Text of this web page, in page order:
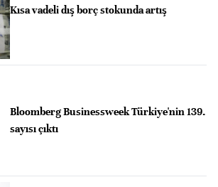
Kısa vadeli dış borç stokunda artış
Bloomberg Businessweek Türkiye'nin 139.
sayısı çıktı